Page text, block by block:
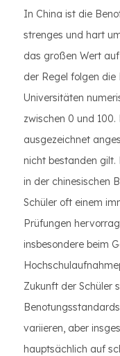
In China ist die
strenges und hart
das großen Wert
der Regel folgen die
Universitäten
zwischen 0 und
ausgezeichnet
nicht bestanden gilt.
in der chinesischen
Schüler oft einem
Prüfungen
insbesondere beim
Zukunft der Schüler
variieren, aber
hauptsächlich auf